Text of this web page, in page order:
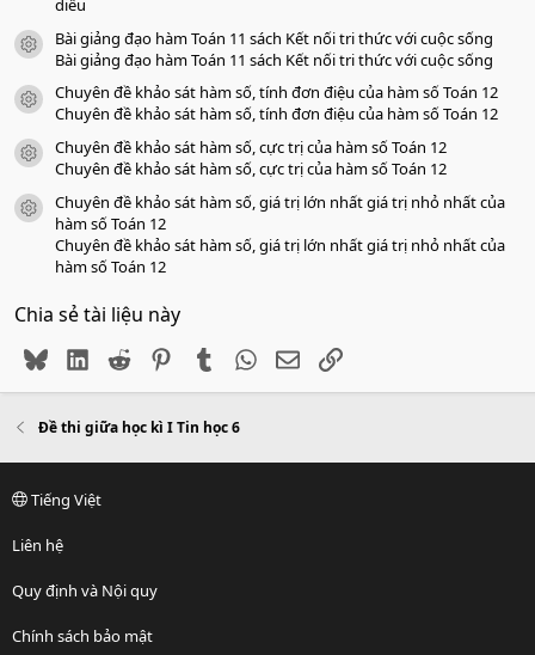
diều
icon tài liệu
Bài giảng đạo hàm Toán 11 sách Kết nối tri thức với cuộc sống
Bài giảng đạo hàm Toán 11 sách Kết nối tri thức với cuộc sống
icon tài liệu
Chuyên đề khảo sát hàm số, tính đơn điệu của hàm số Toán 12
Chuyên đề khảo sát hàm số, tính đơn điệu của hàm số Toán 12
icon tài liệu
Chuyên đề khảo sát hàm số, cực trị của hàm số Toán 12
Chuyên đề khảo sát hàm số, cực trị của hàm số Toán 12
icon tài liệu
Chuyên đề khảo sát hàm số, giá trị lớn nhất giá trị nhỏ nhất của
hàm số Toán 12
Chuyên đề khảo sát hàm số, giá trị lớn nhất giá trị nhỏ nhất của
hàm số Toán 12
Chia sẻ tài liệu này
BlueskyLinkedIn
Reddit PinterestTumblr WhatsApp
EmailLink
Đề thi giữa học kì I Tin học 6
Tiếng Việt
Liên hệ
Quy định và Nội quy
Chính sách bảo mật